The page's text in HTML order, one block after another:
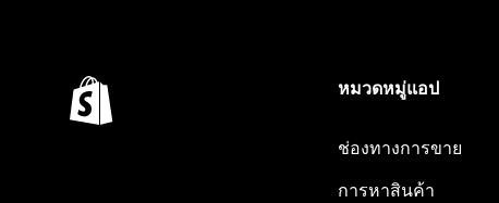
หมวดหมู่แอป
ช่องทางการขาย
การหาสินค้า